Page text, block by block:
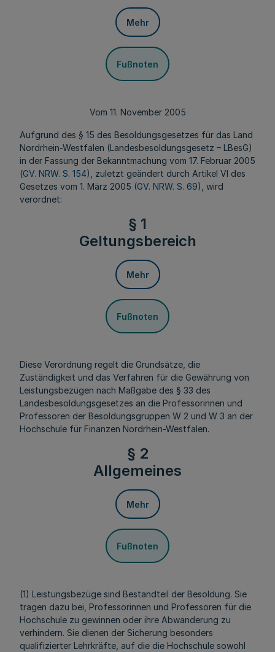
Mehr
Fußnoten
Vom 11. November 2005
Aufgrund des § 15 des Besoldungsgesetzes für das Land
Nordrhein-Westfalen (Landesbesoldungsgesetz – LBesG)
in der Fassung der Bekanntmachung vom 17. Februar 2005
(GV. NRW. S. 154), zuletzt geändert durch Artikel VI des
Gesetzes vom 1. März 2005 (GV. NRW. S. 69), wird
verordnet:
§ 1
Geltungsbereich
Mehr
Fußnoten
Diese Verordnung regelt die Grundsätze, die
Zuständigkeit und das Verfahren für die Gewährung von
Leistungsbezügen nach Maßgabe des § 33 des
Landesbesoldungsgesetzes an die Professorinnen und
Professoren der Besoldungsgruppen W 2 und W 3 an der
Hochschule für Finanzen Nordrhein-Westfalen.
§ 2
Allgemeines
Mehr
Fußnoten
(1) Leistungsbezüge sind Bestandteil der Besoldung. Sie
tragen dazu bei, Professorinnen und Professoren für die
Hochschule zu gewinnen oder ihre Abwanderung zu
verhindern. Sie dienen der Sicherung besonders
qualifizierter Lehrkräfte, auf die die Hochschule sowohl